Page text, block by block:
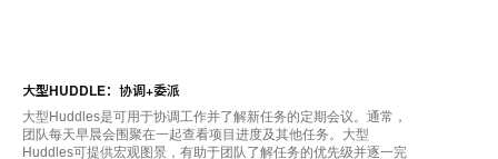
大型HUDDLE：协调+委派
大型Huddles是可用于协调工作并了解新任务的定期会议。通常，
团队每天早晨会围聚在一起查看项目进度及其他任务。大型
Huddles可提供宏观图景，有助于团队了解任务的优先级并逐一完